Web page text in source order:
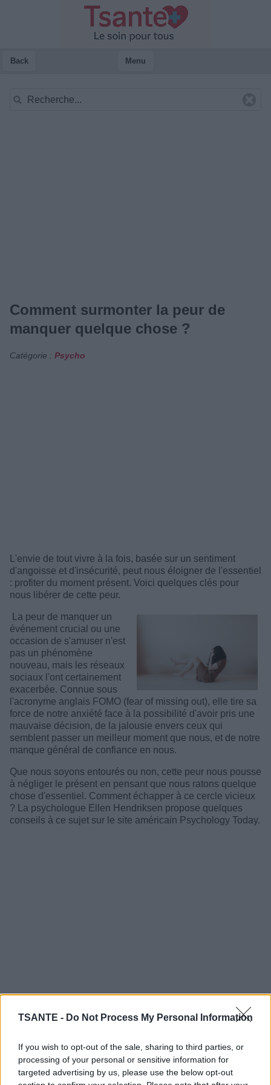
TSANTE - Do Not Process My Personal Information
If you wish to opt-out of the sale, sharing to third parties, or
processing of your personal or sensitive information for
targeted advertising by us, please use the below opt-out
Back Menu
Comment surmonter la peur de
manquer quelque chose ?
Catégorie : Psycho
L'envie de tout vivre à la fois, basée sur un sentiment
d'angoisse et d'insécurité, peut nous éloigner de l'essentiel
: profiter du moment présent. Voici quelques clés pour
nous libérer de cette peur.
La peur de manquer un
événement crucial ou une
occasion de s'amuser n'est
pas un phénomène
nouveau, mais les réseaux
sociaux l'ont certainement
exacerbée. Connue sous
l'acronyme anglais FOMO (fear of missing out), elle tire sa
force de notre anxiété face à la possibilité d'avoir pris une
mauvaise décision, de la jalousie envers ceux qui
semblent passer un meilleur moment que nous, et de notre
manque général de confiance en nous.
Que nous soyons entourés ou non, cette peur nous pousse
à négliger le présent en pensant que nous ratons quelque
chose d'essentiel. Comment échapper à ce cercle vicieux
? La psychologue Ellen Hendriksen propose quelques
conseils à ce sujet sur le site américain Psychology Today.
Tout d'abord, rappelons-nous que les réseaux sociaux ne
d'une personne. Derrière les photos de vacances
idylliques, de soirées festives ou de moments de bonheur,
se cachent également des moments de doutes,